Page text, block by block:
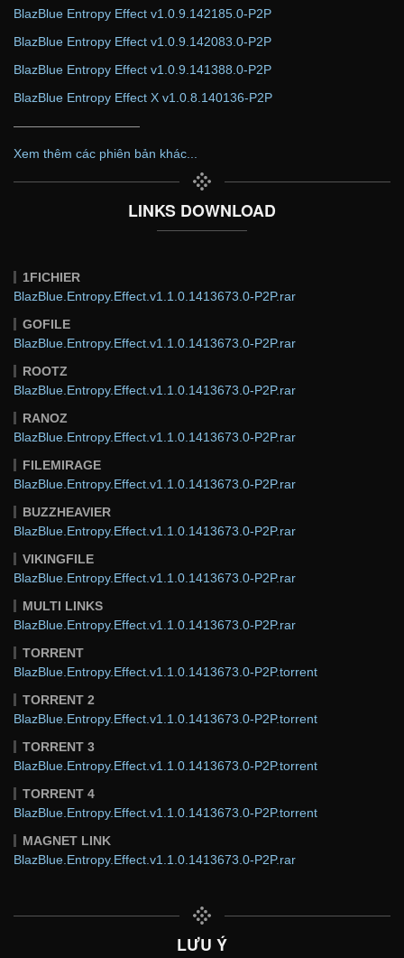
BlazBlue Entropy Effect v1.0.9.142185.0-P2P
BlazBlue Entropy Effect v1.0.9.142083.0-P2P
BlazBlue Entropy Effect v1.0.9.141388.0-P2P
BlazBlue Entropy Effect X v1.0.8.140136-P2P
——————————
Xem thêm các phiên bản khác...
LINKS DOWNLOAD
1FICHIER
BlazBlue.Entropy.Effect.v1.1.0.1413673.0-P2P.rar
GOFILE
BlazBlue.Entropy.Effect.v1.1.0.1413673.0-P2P.rar
ROOTZ
BlazBlue.Entropy.Effect.v1.1.0.1413673.0-P2P.rar
RANOZ
BlazBlue.Entropy.Effect.v1.1.0.1413673.0-P2P.rar
FILEMIRAGE
BlazBlue.Entropy.Effect.v1.1.0.1413673.0-P2P.rar
BUZZHEAVIER
BlazBlue.Entropy.Effect.v1.1.0.1413673.0-P2P.rar
VIKINGFILE
BlazBlue.Entropy.Effect.v1.1.0.1413673.0-P2P.rar
MULTI LINKS
BlazBlue.Entropy.Effect.v1.1.0.1413673.0-P2P.rar
TORRENT
BlazBlue.Entropy.Effect.v1.1.0.1413673.0-P2P.torrent
TORRENT 2
BlazBlue.Entropy.Effect.v1.1.0.1413673.0-P2P.torrent
TORRENT 3
BlazBlue.Entropy.Effect.v1.1.0.1413673.0-P2P.torrent
TORRENT 4
BlazBlue.Entropy.Effect.v1.1.0.1413673.0-P2P.torrent
MAGNET LINK
BlazBlue.Entropy.Effect.v1.1.0.1413673.0-P2P.rar
LƯU Ý